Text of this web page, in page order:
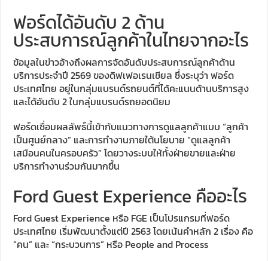
ฟอร์ดได้อันดับ 2 ด้าน
ประสบการณ์ลูกค้าในไทยจากอะไร
ข้อมูลในข่าวอ้างถึงผลการจัดอันดับประสบการณ์ลูกค้าด้าน
บริการประจำปี 2569 ของดิฟเฟอเรนเชียล ซึ่งระบุว่า ฟอร์ด
ประเทศไทย อยู่ในกลุ่มแบรนด์รถยนต์ที่ได้คะแนนด้านบริการสูง
และได้อันดับ 2 ในกลุ่มแบรนด์รถยอดนิยม
ฟอร์ดเชื่อมผลลัพธ์นี้เข้ากับแนวทางการดูแลลูกค้าแบบ “ลูกค้า
เป็นศูนย์กลาง” และการทำงานภายใต้นโยบาย “ดูแลลูกค้า
เสมือนคนในครอบครัว” โดยวางระบบให้ทั้งฝ่ายขายและฝ่าย
บริการทำงานร่วมกันมากขึ้น
Ford Guest Experience คืออะไร
Ford Guest Experience หรือ FGE เป็นโปรแกรมที่ฟอร์ด
ประเทศไทย เริ่มพัฒนาตั้งแต่ปี 2563 โดยเน้นคำหลัก 2 เรื่อง คือ
“คน” และ “กระบวนการ” หรือ People and Process